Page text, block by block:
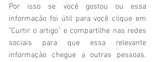
Por isso se você gostou ou essa
informação foi útil para você clique em
"Curtir o artigo" e compartilhe nas redes
sociais para que essa relevante
informação chegue a outras pessoas.